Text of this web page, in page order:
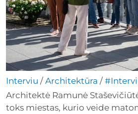
Interviu / Architektūra /
Architektė Ramunė
toks miestas, kurio veide